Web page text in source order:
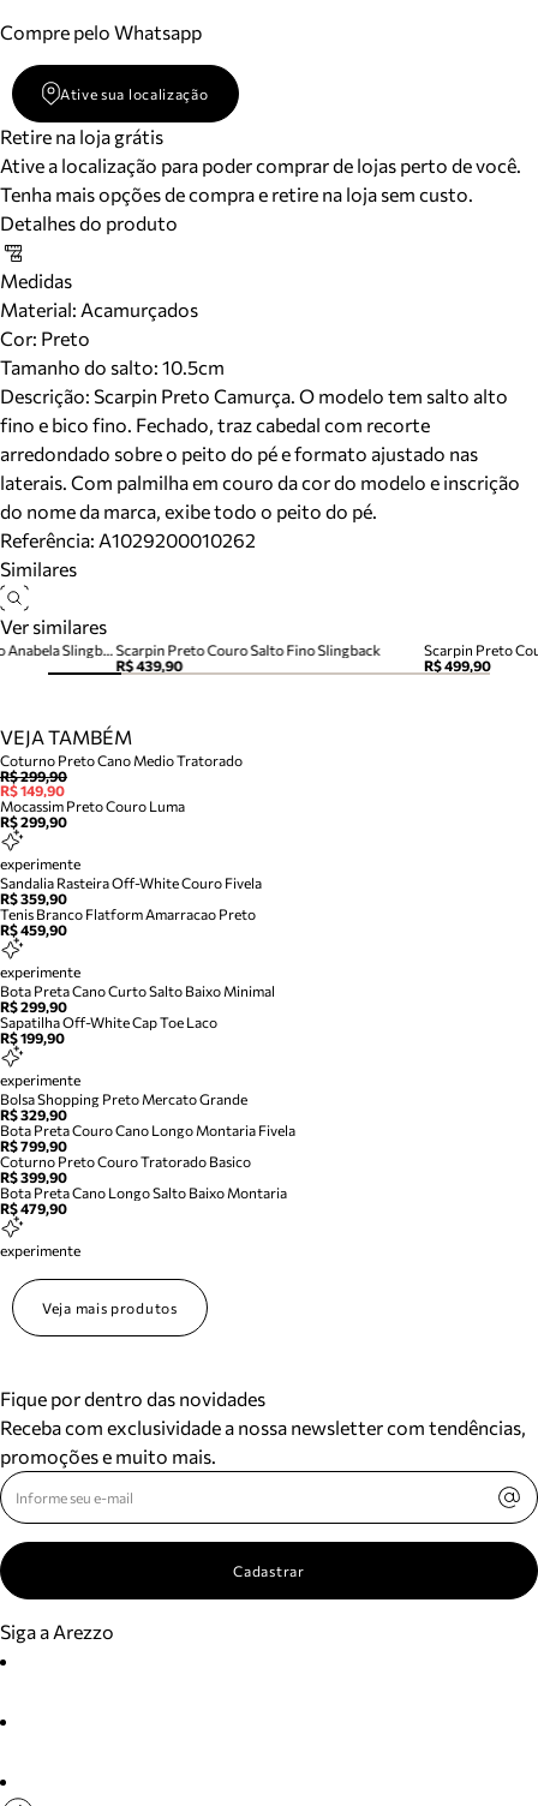
Compre pelo Whatsapp
Ative sua localização
Retire na loja grátis
Ative a localização para poder comprar de lojas perto de você.
Tenha mais opções de compra e retire na loja sem custo.
Detalhes do produto
Medidas
Material: Acamurçados
Cor: Preto
Tamanho do salto: 10.5cm
Descrição: Scarpin Preto Camurça. O modelo tem salto alto
fino e bico fino. Fechado, traz cabedal com recorte
arredondado sobre o peito do pé e formato ajustado nas
laterais. Com palmilha em couro da cor do modelo e inscrição
do nome da marca, exibe todo o peito do pé.
Referência: A1029200010262
Similares
Ver similares
Scarpin Preto Couro Salto Fino Slingback
R$ 439,90
Scarpin Preto
R$ 499,90
Scarpin Preto Couro Salto Alto Anabela Slingback
VEJA TAMBÉM
Coturno Preto Cano Medio Tratorado
R$ 299,90
R$ 149,90
Mocassim Preto Couro Luma
R$ 299,90
experimente
Sandalia Rasteira Off-White Couro Fivela
R$ 359,90
Tenis Branco Flatform Amarracao Preto
R$ 459,90
experimente
Bota Preta Cano Curto Salto Baixo Minimal
R$ 299,90
Sapatilha Off-White Cap Toe Laco
R$ 199,90
experimente
Bolsa Shopping Preto Mercato Grande
R$ 329,90
Bota Preta Couro Cano Longo Montaria Fivela
R$ 799,90
Coturno Preto Couro Tratorado Basico
R$ 399,90
Bota Preta Cano Longo Salto Baixo Montaria
R$ 479,90
experimente
Veja mais produtos
Fique por dentro das novidades
Receba com exclusividade a nossa newsletter com tendências,
promoções e muito mais.
Cadastrar
Siga a Arezzo